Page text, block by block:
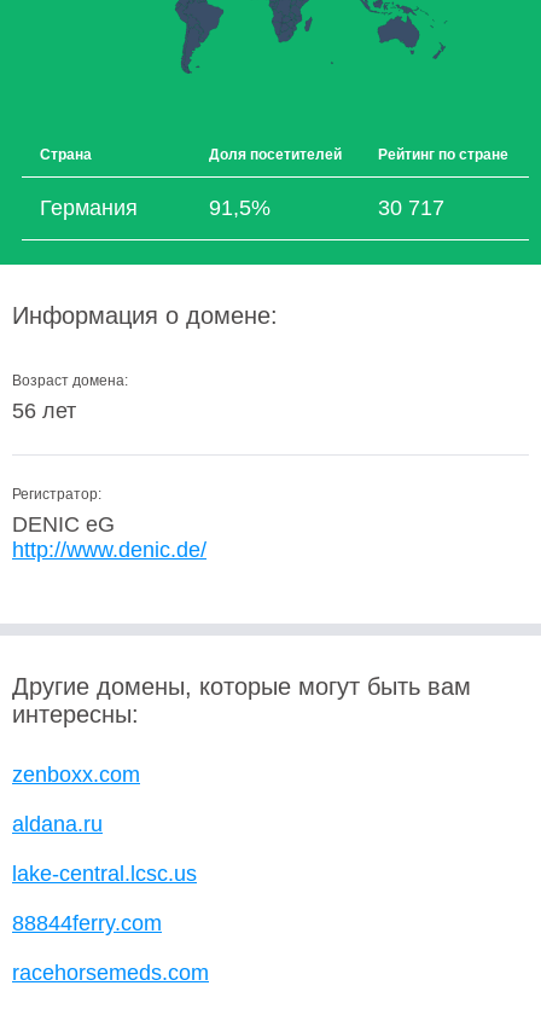
Страна Доля посетителей Рейтинг по стране
Германия 91,5% 30 717
Информация о домене:
Возраст домена:
56 лет
Регистратор:
DENIC eG
http://www.denic.de/
Другие домены, которые могут быть вам
интересны:
zenboxx.com
aldana.ru
lake-central.lcsc.us
88844ferry.com
racehorsemeds.com